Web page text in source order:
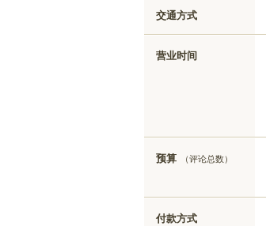
交通方式
营业时间
预算 （评论总数）
付款方式